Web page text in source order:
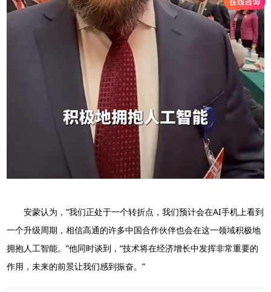
安蒙认为，“我们正处于一个转折点，我们预计会在AI手机上看到
一个升级周期，相信高通的许多中国合作伙伴也会在这一领域积极地
拥抱人工智能。”他同时谈到，“技术将在经济增长中发挥非常重要的
作用，未来的前景让我们感到振奋。”